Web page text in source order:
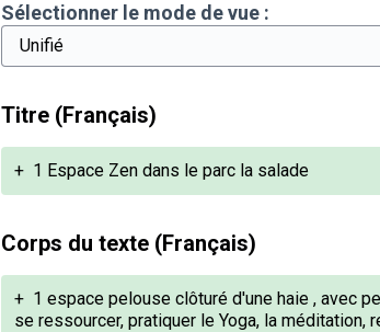
Sélectionner le mode de vue :
Titre (Français)
+ 1 Espace Zen dans le parc la salade
Corps du texte (Français)
+ 1 espace pelouse clôturé d'une haie , avec
se ressourcer, pratiquer le Yoga, la méditation,